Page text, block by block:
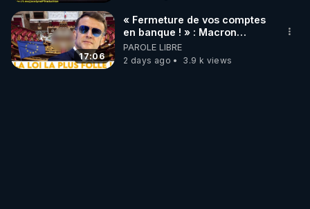
17:06
« Fermeture de vos comptes
en banque ! » : Macron
impose une loi folle !
PAROLE LIBRE
2 days ago
3.9 k views